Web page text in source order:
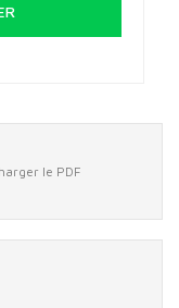
le PDF